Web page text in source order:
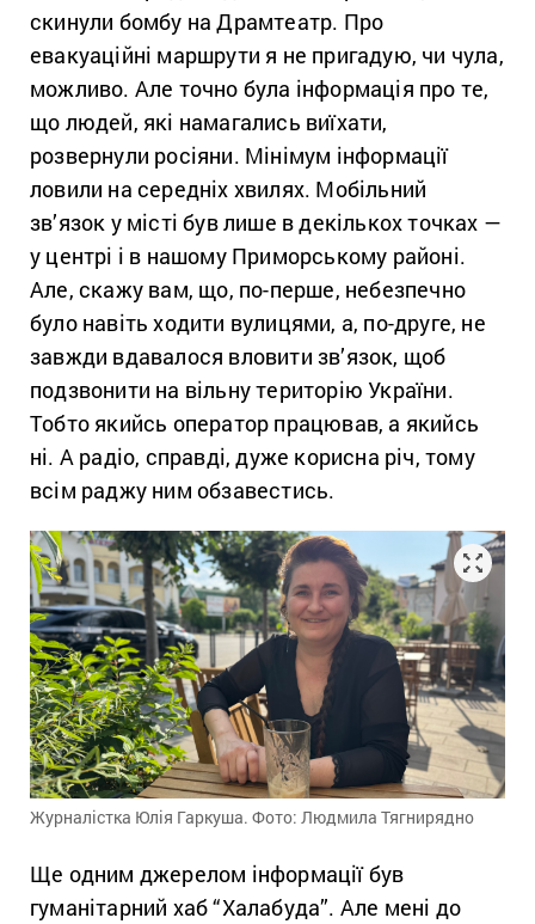
скинули бомбу на Драмтеатр. Про
евакуаційні маршрути я не пригадую, чи чула,
можливо. Але точно була інформація про те,
що людей, які намагались виїхати,
розвернули росіяни. Мінімум інформації
ловили на середніх хвилях. Мобільний
зв’язок у місті був лише в декількох точках —
у центрі і в нашому Приморському районі.
Але, скажу вам, що, по-перше, небезпечно
було навіть ходити вулицями, а, по-друге, не
завжди вдавалося вловити зв’язок, щоб
подзвонити на вільну територію України.
Тобто якийсь оператор працював, а якийсь
ні. А радіо, справді, дуже корисна річ, тому
всім раджу ним обзавестись.
Журналістка Юлія Гаркуша. Фото: Людмила Тягнирядно
Ще одним джерелом інформації був
гуманітарний хаб “Халабуда”. Але мені до